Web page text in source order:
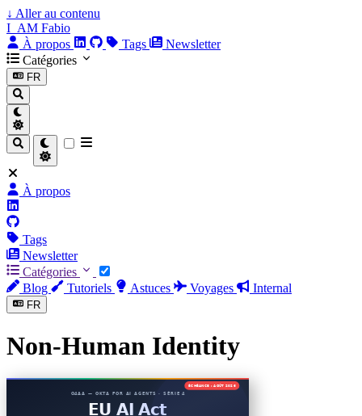
↓ Aller au contenu
I_AM Fabio
À propos
Tags
Newsletter
Catégories
FR
À propos
Tags
Newsletter
Catégories
Blog
Tutoriels Astuces Voyages Internal
FR
Non-Human Identity